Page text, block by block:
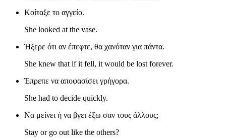
Κοίταξε το αγγείο.
She looked at the vase.
Ήξερε ότι αν έπεφτε, θα χανόταν για πάντα.
She knew that if it fell, it would be lost forever.
Έπρεπε να αποφασίσει γρήγορα.
She had to decide quickly.
Να μείνει ή να βγει έξω σαν τους άλλους;
Stay or go out like the others?